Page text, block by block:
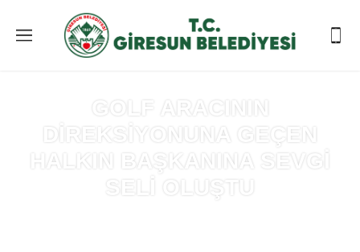
GOLF ARACININ
DİREKSİYONUNA GEÇEN
HALKIN BAŞKANINA SEVGİ
SELİ OLUŞTU